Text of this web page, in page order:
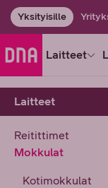
Yksityisille
Laitteet
Laitteet
Reitittimet
Mokkulat
Kotimokkulat